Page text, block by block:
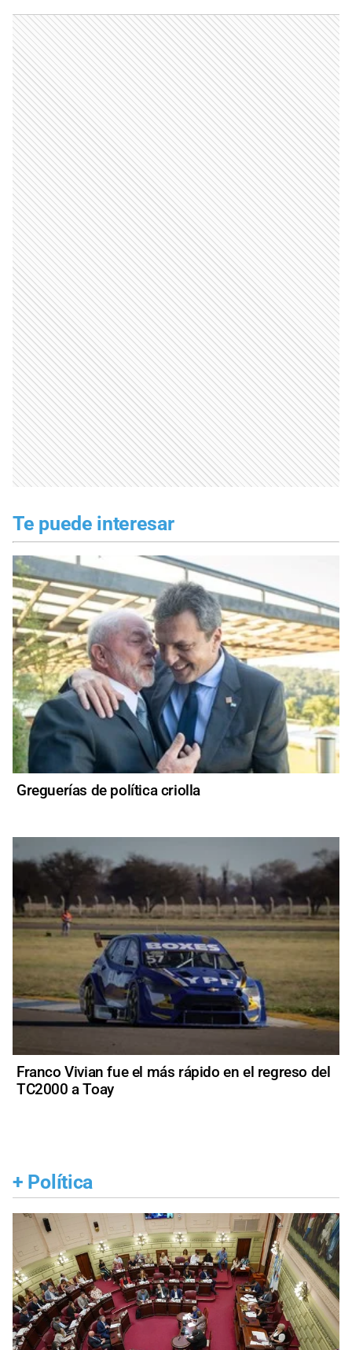
Te puede interesar
Greguerías de política criolla
Franco Vivian fue el más rápido en el regreso del
TC2000 a Toay
+ Política